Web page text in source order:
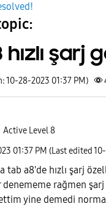
hızlı şarj
10-28-2023 01:37 PM)
Active Level 8
01:37 PM (Last edited
tab a8'de hızlı şarj
rağmen şarj
yine demedi